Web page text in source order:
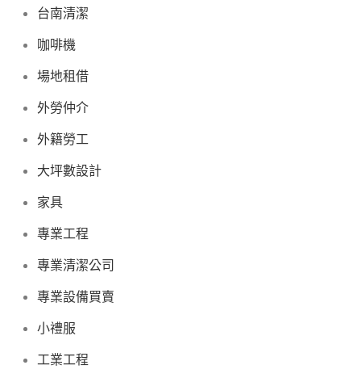
台南清潔
咖啡機
場地租借
外勞仲介
外籍勞工
大坪數設計
家具
專業工程
專業清潔公司
專業設備買賣
小禮服
工業工程